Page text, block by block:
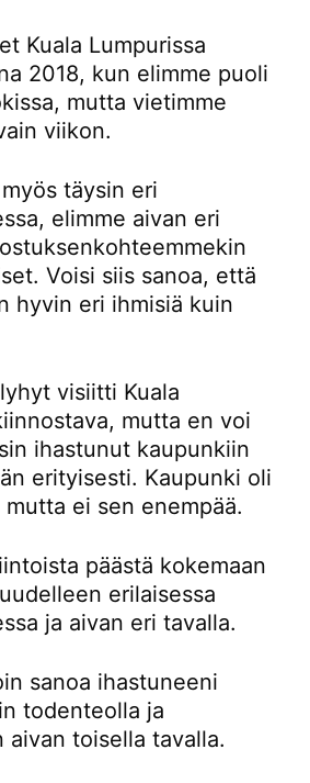
Kuala Lumpurissa
2018, kun elimme puoli
mutta vietimme
viikon.
täysin eri
elimme aivan eri
Voisi siis sanoa, että
hyvin eri ihmisiä kuin
visiitti Kuala
mutta en voi
ihastunut kaupunkiin
erityisesti. Kaupunki oli
ei sen enempää.
päästä kokemaan
erilaisessa
ja aivan eri tavalla.
sanoa ihastuneeni
todenteolla ja
aivan toisella tavalla.